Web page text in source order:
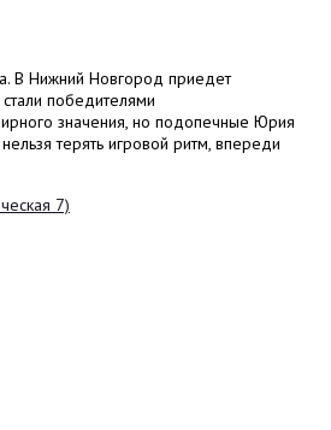
В Нижний Новгород приедет
победителями
значения, но подопечные Юрия
терять игровой ритм, впереди
7)